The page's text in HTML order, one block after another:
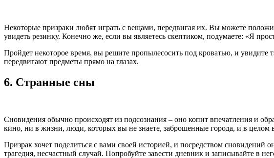
Некоторые призраки любят играть с вещами, передвигая их. Вы можете
увидеть резинку. Конечно же, если вы являетесь скептиком, подумаете: «Я
Пройдет некоторое время, вы решите пропылесосить под кроватью, и увидите
передвигают предметы прямо на глазах.
6. Странные сны
Сновидения обычно происходят из подсознания – оно копит впечатления и
кино, ни в жизни, люди, которых вы не знаете, заброшенные города, и в целом
Призрак хочет поделиться с вами своей историей, и посредством сновидений
трагедия, несчастный случай. Попробуйте завести дневник и записывайте в